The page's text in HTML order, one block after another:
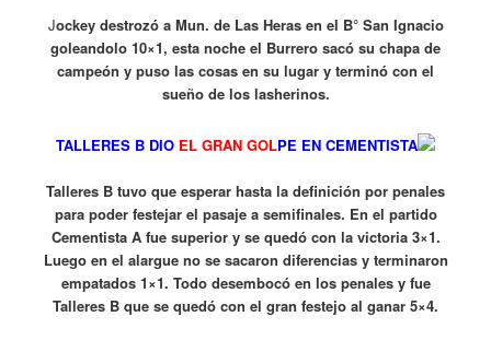
Jockey destrozó a Mun. de Las Heras en el B° San Ignacio
goleandolo 10×1, esta noche el Burrero sacó su chapa de
campeón y puso las cosas en su lugar y terminó con el
sueño de los lasherinos.
TALLERES B DIO EL GRAN GOLPE EN CEMENTISTA
Talleres B tuvo que esperar hasta la definición por penales
para poder festejar el pasaje a semifinales. En el partido
Cementista A fue superior y se quedó con la victoria 3×1.
Luego en el alargue no se sacaron diferencias y terminaron
empatados 1×1. Todo desembocó en los penales y fue
Talleres B que se quedó con el gran festejo al ganar 5×4.